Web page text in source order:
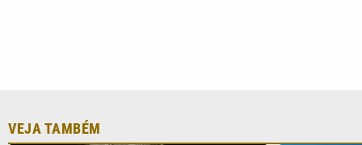
endurece combate à violência sexual
infantil na internet